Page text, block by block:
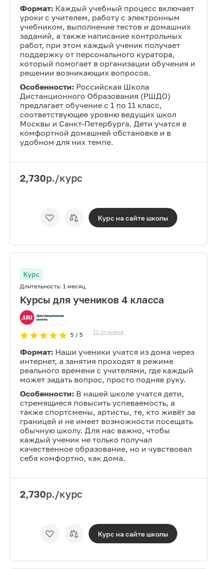
Формат: Каждый учебный процесс включает
уроки с учителем, работу с электронным
учебником, выполнение тестов и домашних
заданий, а также написание контрольных
работ, при этом каждый ученик получает
поддержку от персонального куратора,
который помогает в организации обучения и
решении возникающих вопросов.
Особенности: Российская Школа
Дистанционного Образования (РШДО)
предлагает обучение с 1 по 11 класс,
соответствующее уровню ведущих школ
Москвы и Санкт-Петербурга. Дети учатся в
комфортной домашней обстановке и в
удобном для них темпе.
2,730р./курс
Курс на сайте школы
Курс
Длительность: 1 месяц
Курсы для учеников 4 класса
5/ 5 11 отзывов
Формат: Наши ученики учатся из дома через
интернет, а занятия проходят в режиме
реального времени с учителями, где каждый
может задать вопрос, просто подняв руку.
Особенности: В нашей школе учатся дети,
стремящиеся повысить успеваемость, а
также спортсмены, артисты, те, кто живёт за
границей и не имеет возможности посещать
обычную школу. Для нас важно, чтобы
каждый ученик не только получал
качественное образование, но и чувствовал
себя комфортно, как дома.
2,730р./курс
Курс на сайте школы